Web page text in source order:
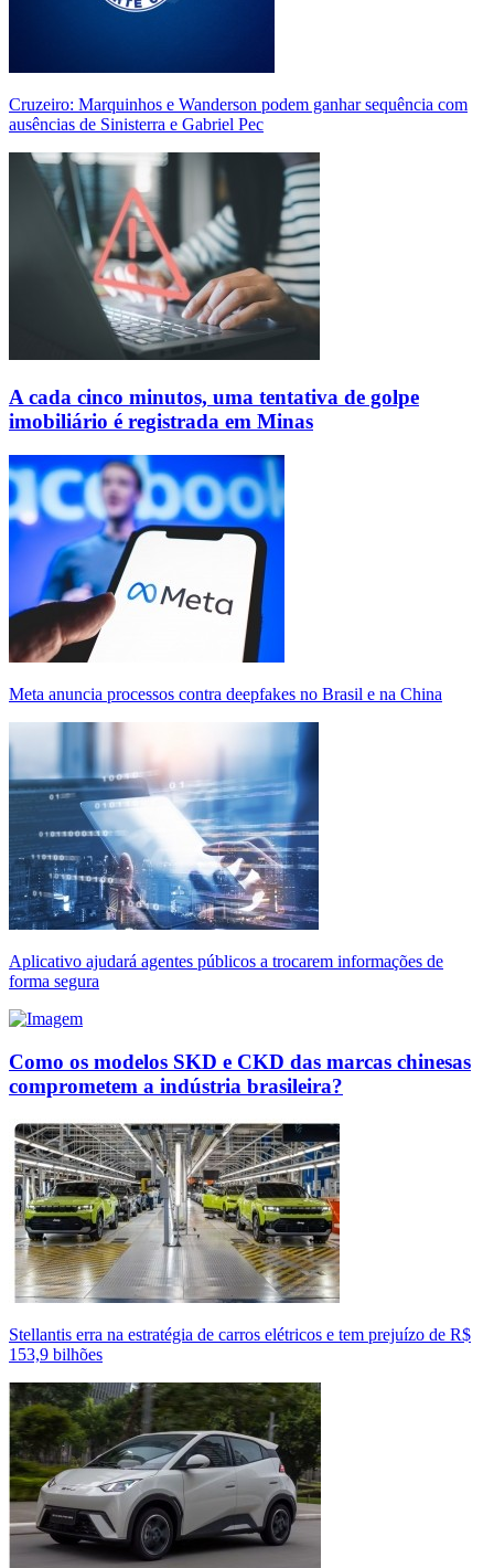
Cruzeiro: Marquinhos e Wanderson podem ganhar sequência com
ausências de Sinisterra e Gabriel Pec
A cada cinco minutos, uma tentativa de golpe
imobiliário é registrada em Minas
Meta anuncia processos contra deepfakes no Brasil e na China
Aplicativo ajudará agentes públicos a trocarem informações de
forma segura
Como os modelos SKD e CKD das marcas chinesas
comprometem a indústria brasileira?
Stellantis erra na estratégia de carros elétricos e tem prejuízo de R$
153,9 bilhões